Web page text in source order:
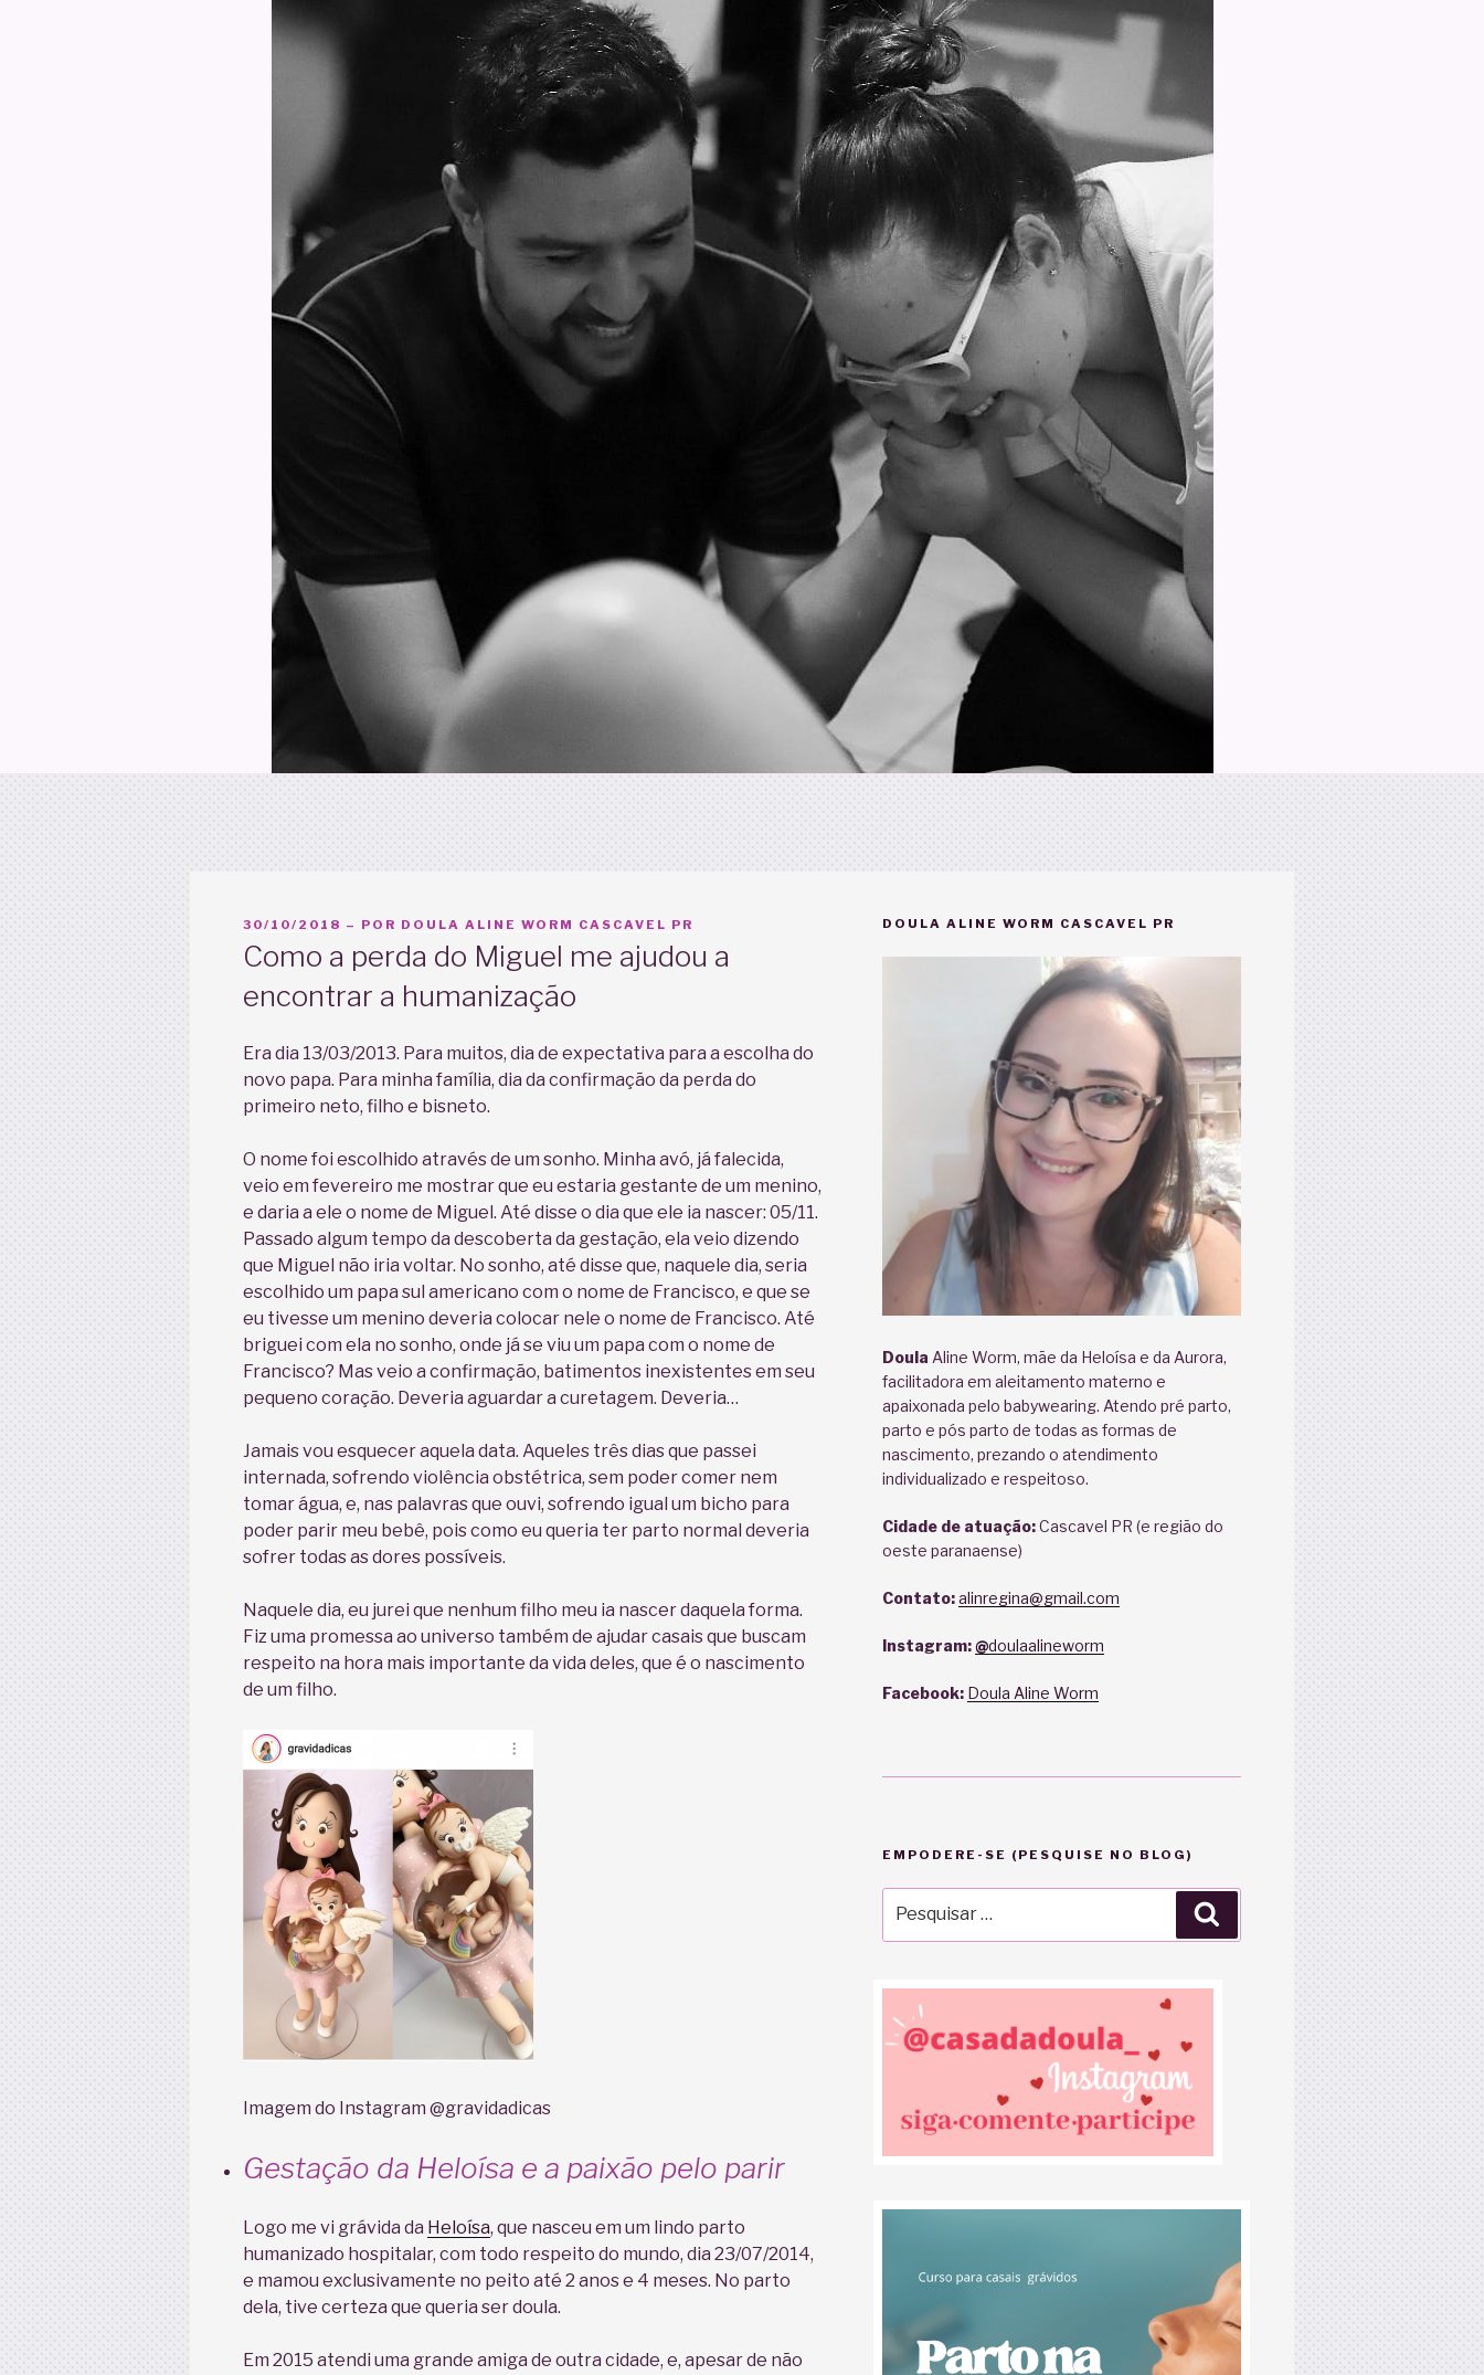
PUBLICADO
30/10/2018 – POR DOULA ALINE WORM CASCAVEL PR
Como a perda do Miguel me ajudou a
encontrar a humanização
Era dia 13/03/2013. Para muitos, dia de expectativa para a escolha do
novo papa. Para minha família, dia da confirmação da perda do
primeiro neto, filho e bisneto.
O nome foi escolhido através de um sonho. Minha avó, já falecida,
veio em fevereiro me mostrar que eu estaria gestante de um menino,
e daria a ele o nome de Miguel. Até disse o dia que ele ia nascer: 05/11.
Passado algum tempo da descoberta da gestação, ela veio dizendo
que Miguel não iria voltar. No sonho, até disse que, naquele dia, seria
escolhido um papa sul americano com o nome de Francisco, e que se
eu tivesse um menino deveria colocar nele o nome de Francisco. Até
briguei com ela no sonho, onde já se viu um papa com o nome de
Francisco? Mas veio a confirmação, batimentos inexistentes em seu
pequeno coração. Deveria aguardar a curetagem. Deveria…
Jamais vou esquecer aquela data. Aqueles três dias que passei
internada, sofrendo violência obstétrica, sem poder comer nem
tomar água, e, nas palavras que ouvi, sofrendo igual um bicho para
poder parir meu bebê, pois como eu queria ter parto normal deveria
sofrer todas as dores possíveis.
Naquele dia, eu jurei que nenhum filho meu ia nascer daquela forma.
Fiz uma promessa ao universo também de ajudar casais que buscam
respeito na hora mais importante da vida deles, que é o nascimento
de um filho.
Imagem do Instagram @gravidadicas
Gestação da Heloísa e a paixão pelo parir
Logo me vi grávida da Heloísa, que nasceu em um lindo parto
humanizado hospitalar, com todo respeito do mundo, dia 23/07/2014,
e mamou exclusivamente no peito até 2 anos e 4 meses. No parto
dela, tive certeza que queria ser doula.
Em 2015 atendi uma grande amiga de outra cidade, e, apesar de não
DOULA ALINE WORM CASCAVEL PR
Doula Aline Worm, mãe da Heloísa e da Aurora,
facilitadora em aleitamento materno e
apaixonada pelo babywearing. Atendo pré parto,
parto e pós parto de todas as formas de
nascimento, prezando o atendimento
individualizado e respeitoso.
Cidade de atuação:Cascavel PR (e região do
oeste paranaense)
Contato: alinregina@gmail.com
Instagram:@doulaalineworm
Facebook: Doula Aline Worm
EMPODERE-SE (PESQUISE NO BLOG)
por: